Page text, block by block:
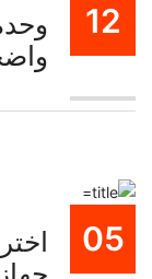
12
05